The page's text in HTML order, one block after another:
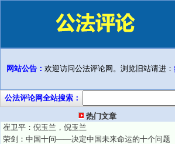
网站公告： 欢迎访问公法评论网。浏览旧站请进：
公法评论网全站搜索：
热门文章
崔卫平：倪玉兰，倪玉兰
荣剑：中国十问——决定中国未来命运的十个问题